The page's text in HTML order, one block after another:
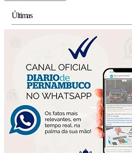
Últimas